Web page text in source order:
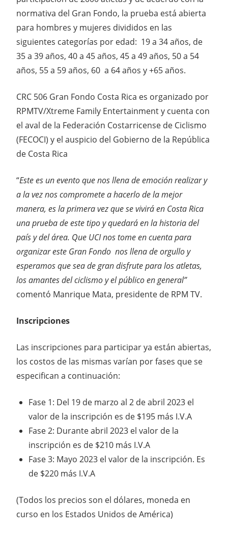
normativa del Gran Fondo, la prueba está abierta
para hombres y mujeres divididos en las
siguientes categorías por edad: 19 a 34 años, de
35 a 39 años, 40 a 45 años, 45 a 49 años, 50 a 54
años, 55 a 59 años, 60 a 64 años y +65 años.
CRC 506 Gran Fondo Costa Rica es organizado por
RPMTV/Xtreme Family Entertainment y cuenta con
el aval de la Federación Costarricense de Ciclismo
(FECOCI) y el auspicio del Gobierno de la República
de Costa Rica
“Este es un evento que nos llena de emoción realizar y
a la vez nos compromete a hacerlo de la mejor
manera, es la primera vez que se vivirá en Costa Rica
una prueba de este tipo y quedará en la historia del
país y del área. Que UCI nos tome en cuenta para
organizar este Gran Fondo nos llena de orgullo y
esperamos que sea de gran disfrute para los atletas,
los amantes del ciclismo y el público en general”
comentó Manrique Mata, presidente de RPM TV.
Inscripciones
Las inscripciones para participar ya están abiertas,
los costos de las mismas varían por fases que se
especifican a continuación:
Fase 1: Del 19 de marzo al 2 de abril 2023 el
valor de la inscripción es de $195 más I.V.A
Fase 2: Durante abril 2023 el valor de la
inscripción es de $210 más I.V.A
Fase 3: Mayo 2023 el valor de la inscripción. Es
de $220 más I.V.A
(Todos los precios son el dólares, moneda en
curso en los Estados Unidos de América)